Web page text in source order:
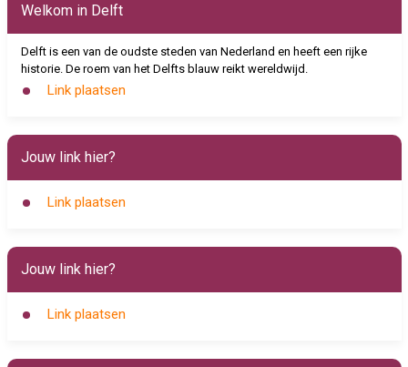
Welkom in Delft
Delft is een van de oudste steden van Nederland en heeft een rijke
historie. De roem van het Delfts blauw reikt wereldwijd.
Link plaatsen
Jouw link hier?
Link plaatsen
Jouw link hier?
Link plaatsen